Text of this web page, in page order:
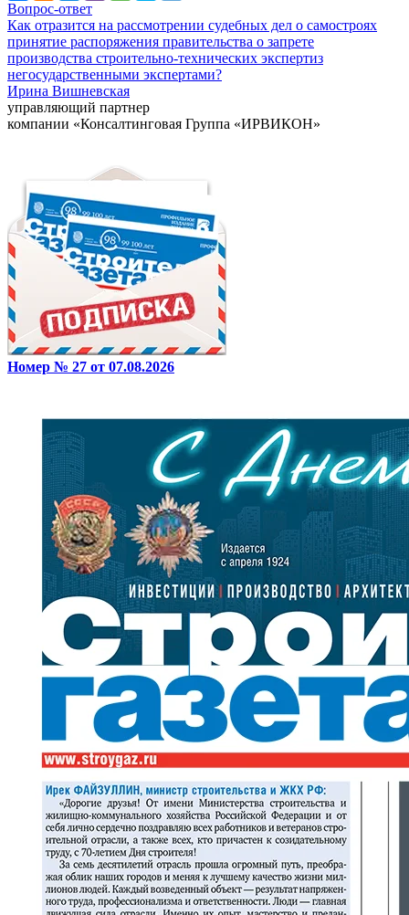
Вопрос-ответ
Как отразится на рассмотрении судебных дел о самостроях
принятие распоряжения правительства о запрете
производства строительно-технических экспертиз
негосударственными экспертами?
Ирина Вишневская
управляющий партнер
компании «Консалтинговая Группа «ИРВИКОН»
Номер № 27 от 07.08.2026